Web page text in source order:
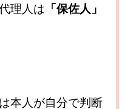
理人は 「保佐人」
本人が自分で判断